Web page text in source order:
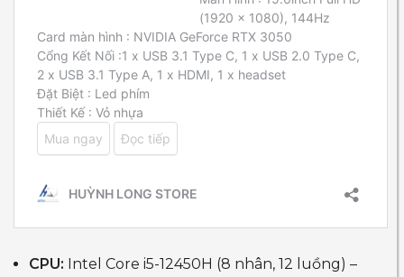
CPU: Intel Core i5-12450H (8 nhân, 12 luồng) –